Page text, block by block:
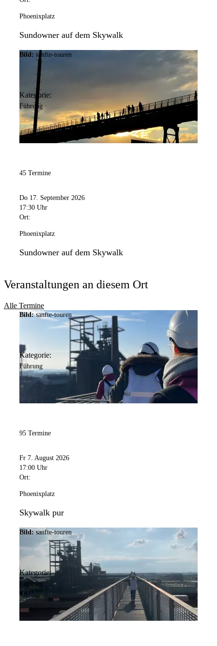
Phoenixplatz
Sundowner auf dem Skywalk
Bild: sanfte-touren
Kategorie:
Führung
45 Termine
Do 17. September 2026
17:30 Uhr
Ort:
Phoenixplatz
Sundowner auf dem Skywalk
Veranstaltungen an diesem Ort
Alle Termine
Bild: sanfte-touren
Kategorie:
Führung
95 Termine
Fr 7. August 2026
17:00 Uhr
Ort:
Phoenixplatz
Skywalk pur
Bild: sanfte-touren
Kategorie:
Führung